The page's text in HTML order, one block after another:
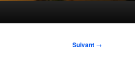
Suivant →